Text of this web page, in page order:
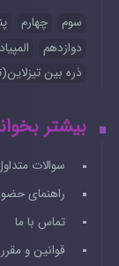
سوم چهارم
دوازدهم
المپیاد
ذره بین
بیشتر
سوالات
راهنمای
تماس با ما
قوانین و